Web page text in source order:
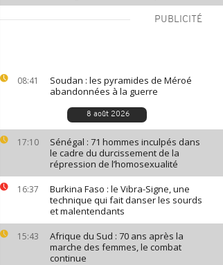
PUBLICITÉ
08:41
Soudan : les pyramides de Méroé
abandonnées à la guerre
8 août 2026
17:10
Sénégal : 71 hommes inculpés dans
le cadre du durcissement de la
répression de l’homosexualité
16:37
Burkina Faso : le Vibra-Signe, une
technique qui fait danser les sourds
et malentendants
15:43
Afrique du Sud : 70 ans après la
marche des femmes, le combat
continue